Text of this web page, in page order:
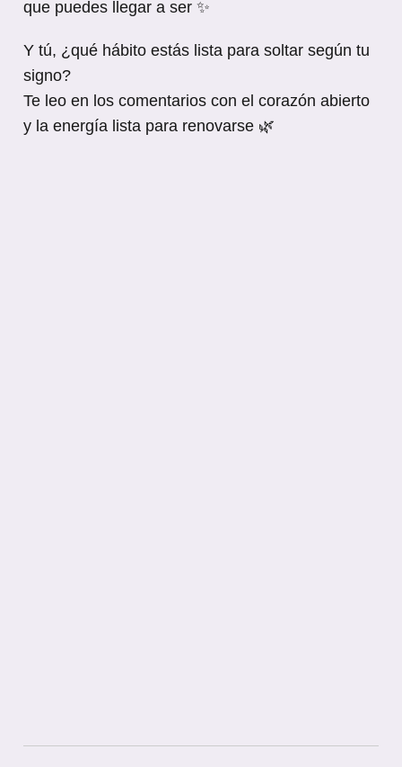
que puedes llegar a ser ✨
Y tú, ¿qué hábito estás lista para soltar según tu
signo?
Te leo en los comentarios con el corazón abierto
y la energía lista para renovarse 🌿